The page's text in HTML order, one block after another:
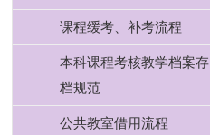
课程缓考、补考流程
本科课程考核教学档案存
档规范
公共教室借用流程